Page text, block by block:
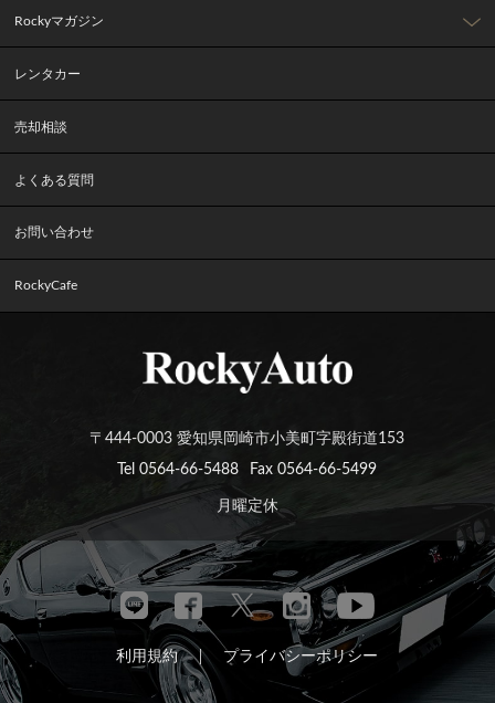
Rockyマガジン
レンタカー
売却相談
よくある質問
お問い合わせ
RockyCafe
〒444-0003 愛知県岡崎市小美町字殿街道153
Tel 0564-66-5488
Fax 0564-66-5499
月曜定休
利用規約 プライバシーポリシー